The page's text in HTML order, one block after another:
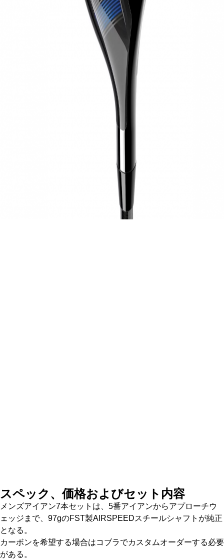
スペック、価格およびセット内容
メンズアイアン7本セットは、5番アイアンからアプローチウ
ェッジまで、97gのFST製AIRSPEEDスチールシャフトが純正
となる。
カーボンを希望する場合はコブラでカスタムオーダーする必要
がある。